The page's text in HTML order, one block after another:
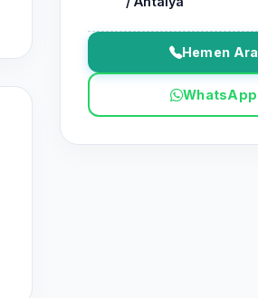
Hemen Ara
WhatsApp